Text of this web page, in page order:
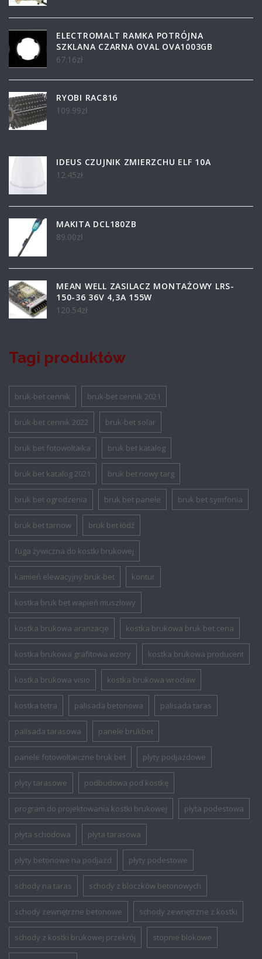
ELECTROMALT RAMKA POTRÓJNA
SZKLANA CZARNA OVAL OVA1003GB
67.16zł
RYOBI RAC816
109.99zł
IDEUS CZUJNIK ZMIERZCHU ELF 10A
12.45zł
MAKITA DCL180ZB
89.00zł
MEAN WELL ZASILACZ MONTAŻOWY LRS-
150-36 36V 4,3A 155W
120.54zł
Tagi produktów
bruk-bet cennik bruk-bet cennik 2021
bruk-bet cennik 2022 bruk-bet solar
bruk bet fotowoltaika bruk bet katalog
bruk bet katalog 2021 bruk bet nowy targ
bruk bet ogrodzenia bruk bet panele bruk bet symfonia
bruk bet tarnow bruk bet łódź
fuga żywiczna do kostki brukowej
kamień elewacyjny bruk-bet kontur
kostka bruk bet wapień muszlowy
kostka brukowa aranżacje kostka brukowa bruk bet cena
kostka brukowa grafitowa wzory kostka brukowa producent
kostka brukowa visio kostka brukowa wrocław
kostka tetra palisada betonowa palisada taras
palisada tarasowa panele brukbet
panele fotowoltaiczne bruk bet plyty podjazdowe
plyty tarasowe podbudowa pod kostkę
program do projektowania kostki brukowej płyta podestowa
płyta schodowa płyta tarasowa
płyty betonowe na podjazd płyty podestowe
schody na taras schody z bloczków betonowych
schody zewnętrzne betonowe schody zewnętrzne z kostki
schody z kostki brukowej przekrój stopnie blokowe